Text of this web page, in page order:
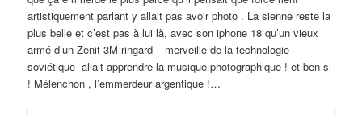
artistiquement parlant y allait pas avoir photo . La sienne reste la
plus belle et c’est pas à lui là, avec son iphone 18 qu’un vieux
armé d’un Zenit 3M ringard – merveille de la technologie
soviétique- allait apprendre la musique photographique ! et ben si
! Mélenchon , l’emmerdeur argentique !…